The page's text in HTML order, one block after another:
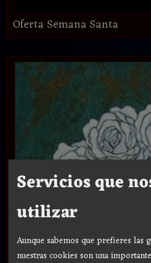
Oferta Semana Santa
Servicios que
utilizar
Aunque sabemos que prefieres las
nuestras cookies son una